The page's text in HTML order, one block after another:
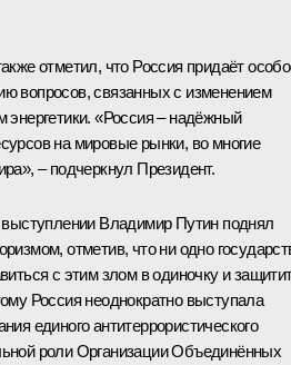
отметил, что Россия придаёт
вопросов, связанных с изменением
энергетики. «Россия – надёжный
на мировые рынки, во многие
– подчеркнул Президент.
выступлении Владимир Путин поднял
отметив, что ни одно
с этим злом в одиночку и
Россия неоднократно выступала
единого антитеррористического
роли Организации Объединённых